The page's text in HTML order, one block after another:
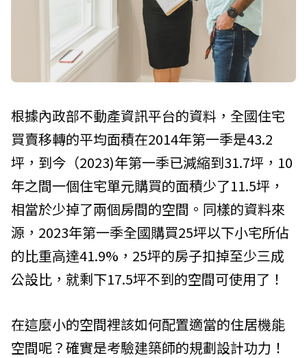
根據內政部不動產資訊平台的資料，全國住宅
買賣移轉的平均面積在2014年第一季是43.2
坪，到今（2023)年第一季已減縮到31.7坪，10
年之間一個住宅單元購買的面積少了11.5坪，
相當於少掉了兩個房間的空間。同樣的資料來
源，2023年第一季全國購買25坪以下小宅所佔
的比重高達41.9%，25坪的房子扣掉至少三成
公設比，就剩下17.5坪不到的空間可使用了！
在這麼小的空間裡該如何配置適當的住居機能
空間呢？確實是考驗建築師的規劃設計功力！